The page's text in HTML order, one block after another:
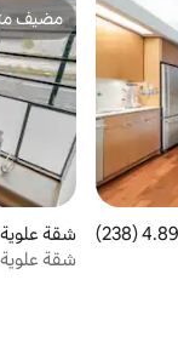
4.89 من 5، 238 مراجعات4.89 (238)
مضيف
مضيف
شقة
شقة علوية حديثة من 3